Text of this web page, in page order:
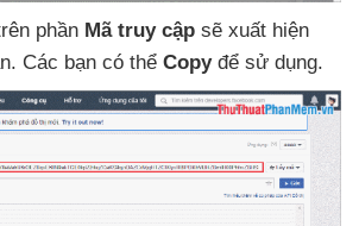
phần Mã truy cập sẽ xuất hiện
. Các bạn có thể Copy để sử dụng.